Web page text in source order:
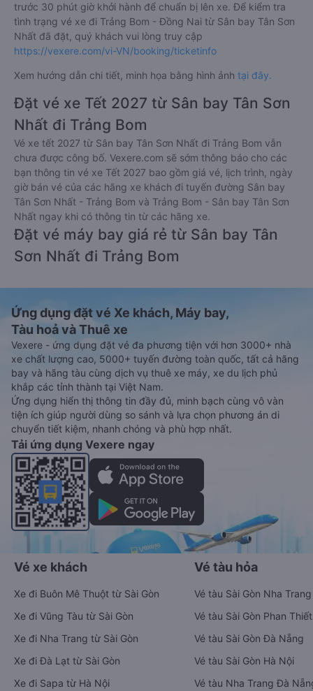
trước 30 phút giờ khởi hành để chuẩn bị lên xe. Để kiểm tra
tình trạng vé xe đi Trảng Bom - Đồng Nai từ Sân bay Tân Sơn
Nhất đã đặt, quý khách vui lòng truy cập
https://vexere.com/vi-VN/booking/ticketinfo
Xem hướng dẫn chi tiết, minh họa bằng hình ảnh tại đây.
Đặt vé xe Tết 2027 từ Sân bay Tân Sơn
Nhất đi Trảng Bom
Vé xe tết 2027 từ Sân bay Tân Sơn Nhất đi Trảng Bom vẫn
chưa được công bố. Vexere.com sẽ sớm thông báo cho các
bạn thông tin vé xe Tết 2027 bao gồm giá vé, lịch trình, ngày
giờ bán vé của các hãng xe khách đi tuyến đường Sân bay
Tân Sơn Nhất - Trảng Bom và Trảng Bom - Sân bay Tân Sơn
Nhất ngay khi có thông tin từ các hãng xe.
Đặt vé máy bay giá rẻ từ Sân bay Tân
Sơn Nhất đi Trảng Bom
Ứng dụng đặt vé Xe khách, Máy bay,
Tàu hoả và Thuê xe
Vexere - ứng dụng đặt vé đa phương tiện với hơn 3000+ nhà
xe chất lượng cao, 5000+ tuyến đường toàn quốc, tất cả hãng
bay và hãng tàu cùng dịch vụ thuê xe máy, xe du lịch phủ
khắp các tỉnh thành tại Việt Nam.
Ứng dụng hiển thị thông tin đầy đủ, minh bạch cùng vô vàn
tiện ích giúp người dùng so sánh và lựa chọn phương án di
chuyển tiết kiệm, nhanh chóng và phù hợp nhất.
Tải ứng dụng Vexere ngay
Vé xe khách
Xe đi Buôn Mê Thuột từ Sài Gòn
Xe đi Vũng Tàu từ Sài Gòn
Xe đi Nha Trang từ Sài Gòn
Xe đi Đà Lạt từ Sài Gòn
Xe đi Sapa từ Hà Nội
Vé tàu hỏa
Vé tàu Sài Gòn Nha Trang
Vé tàu Sài Gòn Phan Thiết
Vé tàu Sài Gòn Đà Nẵng
Vé tàu Sài Gòn Hà Nội
Vé tàu Nha Trang Đà